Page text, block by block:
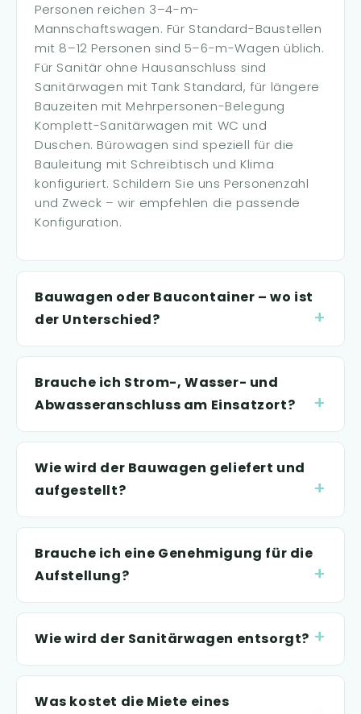
Personen reichen 3–4-m-
Mannschaftswagen. Für Standard-Baustellen
mit 8–12 Personen sind 5–6-m-Wagen üblich.
Für Sanitär ohne Hausanschluss sind
Sanitärwagen mit Tank Standard, für längere
Bauzeiten mit Mehrpersonen-Belegung
Komplett-Sanitärwagen mit WC und
Duschen. Bürowagen sind speziell für die
Bauleitung mit Schreibtisch und Klima
konfiguriert. Schildern Sie uns Personenzahl
und Zweck – wir empfehlen die passende
Konfiguration.
Bauwagen oder Baucontainer – wo ist
der Unterschied?
Brauche ich Strom-, Wasser- und
Abwasseranschluss am Einsatzort?
Wie wird der Bauwagen geliefert und
aufgestellt?
Brauche ich eine Genehmigung für die
Aufstellung?
Wie wird der Sanitärwagen entsorgt?
Was kostet die Miete eines